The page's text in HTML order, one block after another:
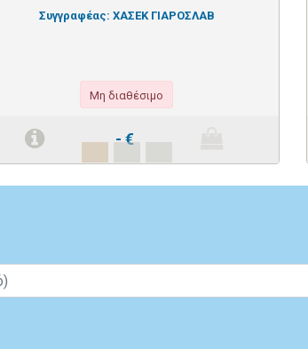
Συγγραφέας: ΧΑΣΕΚ ΓΙΑΡΟΣΛΑΒ
Μη διαθέσιμο
- €